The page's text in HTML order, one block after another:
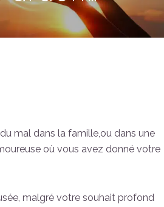
mal dans la famille,ou dans une
où vous avez donné votre
malgré votre souhait profond